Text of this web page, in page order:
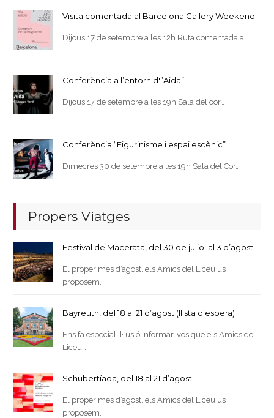
Visita comentada al Barcelona Gallery Weekend
Dijous 17 de setembre a les 12h Ruta comentada a…
Conferència a l’entorn d'”Aida”
Dijous 17 de setembre a les 19h Sala del cor…
Conferència “Figurinisme i espai escènic”
Dimecres 30 de setembre a les 19h Sala del Cor…
Propers Viatges
Festival de Macerata, del 30 de juliol al 3 d’agost
El proper mes d’agost, els Amics del Liceu us
proposem…
Bayreuth, del 18 al 21 d’agost (llista d’espera)
Ens fa especial il·lusió informar-vos que els Amics del
Liceu…
Schubertíada, del 18 al 21 d’agost
El proper mes d’agost, els Amics del Liceu us
proposem…